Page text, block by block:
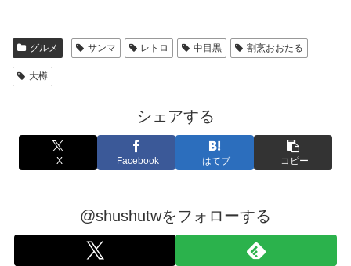
グルメ サンマ レトロ 中目黒 割烹おおたる
大樽
シェアする
X Facebook はてブ コピー
@shushutwをフォローする